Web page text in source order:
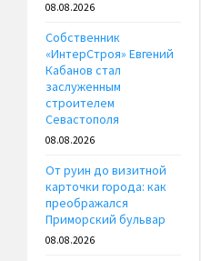
08.08.2026
Собственник
«ИнтерСтроя» Евгений
Кабанов стал
заслуженным
строителем
Севастополя
08.08.2026
От руин до визитной
карточки города: как
преображался
Приморский бульвар
08.08.2026